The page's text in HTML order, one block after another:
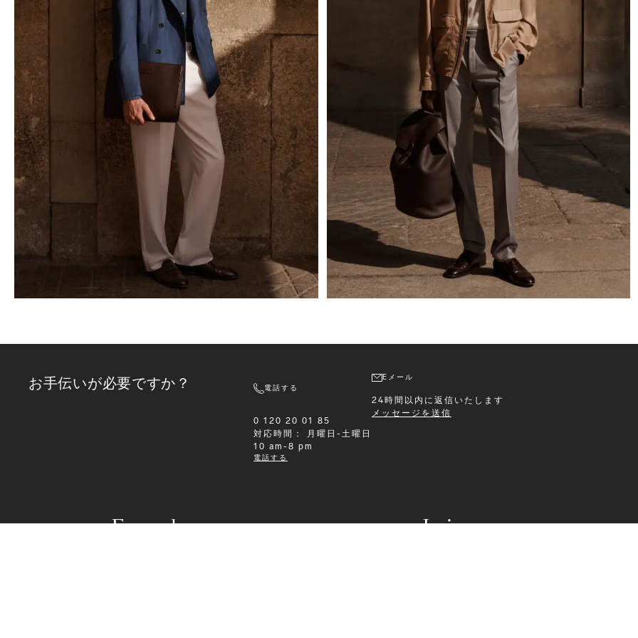
Formalwear Leisurewear
お手伝いが必要ですか？ 電話する
0 120 20 01 85
対応時間：
月曜日-土曜日
10 am-8 pm
電話する
Eメール
24時間以内に返信いたします
メッセージを送信